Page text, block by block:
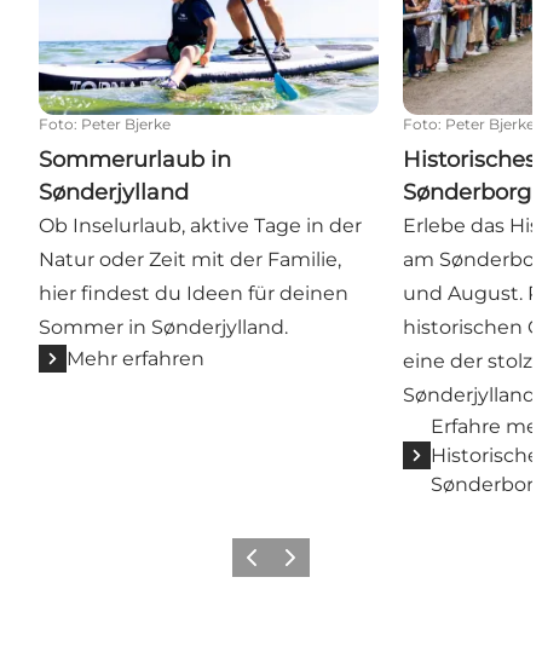
Foto: Peter Bjerke
Sommerurlaub in
Sønderjylland
Ob Inselurlaub, aktive Tage in der
Natur oder Zeit mit der Familie,
hier findest du Ideen für deinen
Sommer in Sønderjylland.
Mehr erfahren
Foto: Peter Bjerke
Sønderborg
Erlebe das
am
und August.
historischen
eine der
Erfahre
ZurückWeiter